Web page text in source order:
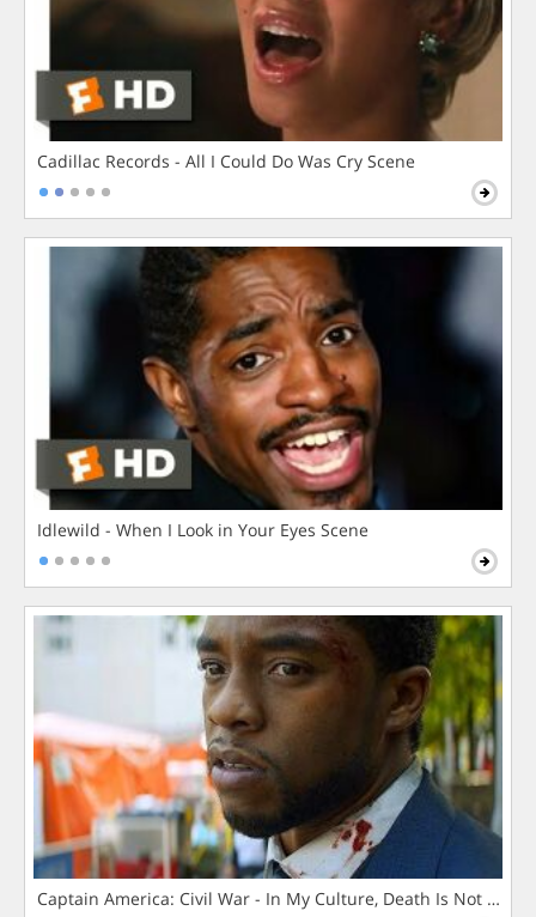
Cadillac Records - All I Could Do Was Cry Scene
Idlewild - When I Look in Your Eyes Scene
Captain America: Civil War - In My Culture, Death Is Not The